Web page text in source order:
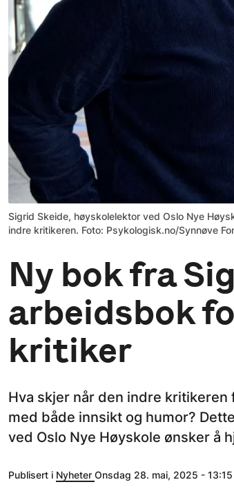
Sigrid Skeide, høyskolelektor ved Oslo Nye
indre kritikeren. Foto: Psykologisk.no/Synnøve
Ny bok fra
arbeidsbok
kritiker
Hva skjer når den indre
med både innsikt og humor?
ved Oslo Nye Høyskole ønsker å
Publisert i Nyheter Onsdag 28. mai, 2025 -